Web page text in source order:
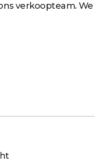
verkoopteam. We